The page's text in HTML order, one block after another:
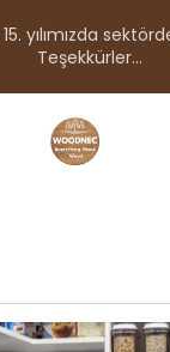
yılımızda
Teşekkürler...